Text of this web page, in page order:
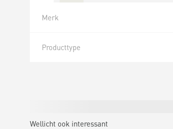
Merk
Producttype
Wellicht ook interessant